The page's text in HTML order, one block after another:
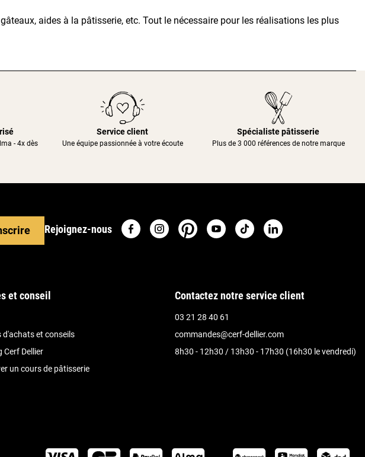
aides à la pâtisserie, etc. Tout le nécessaire pour les réalisations les plus
- 4x dès
Service client
Une équipe passionnée à votre écoute
Spécialiste pâtisserie
Plus de 3 000 références de notre marque
Rejoignez-nous
et conseil
d'achats et conseils
Cerf Dellier
un cours de pâtisserie
Contactez notre service client
03 21 28 40 61
commandes@cerf-dellier.com
8h30 - 12h30 / 13h30 - 17h30 (16h30 le vendredi)